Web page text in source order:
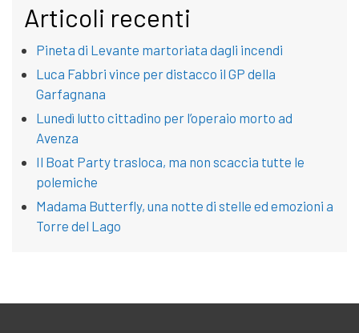
Articoli recenti
Pineta di Levante martoriata dagli incendi
Luca Fabbri vince per distacco il GP della
Garfagnana
Lunedì lutto cittadino per l’operaio morto ad
Avenza
Il Boat Party trasloca, ma non scaccia tutte le
polemiche
Madama Butterfly, una notte di stelle ed emozioni a
Torre del Lago